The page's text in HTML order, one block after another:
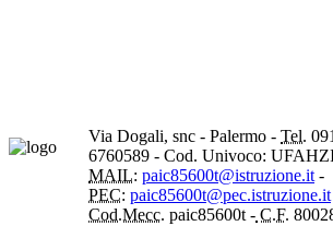
Via Dogali, snc - Palermo - Tel.
6760589 - Cod. Univoco:
MAIL: paic85600t@istruzione.it-
PEC: paic85600t@pec.istruzione.it
Cod.Mecc. paic85600t - C.F.